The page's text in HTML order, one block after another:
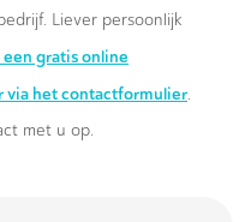
Liever persoonlijk
een gratis online
via het contactformulier.
met u op.